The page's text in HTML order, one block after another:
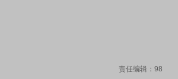
责任编辑：98